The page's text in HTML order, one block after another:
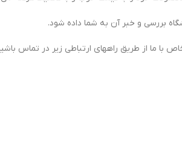
بررسی و خبر آن به شما داده شود.
با ما از طریق راههای ارتباطی زیر در تماس